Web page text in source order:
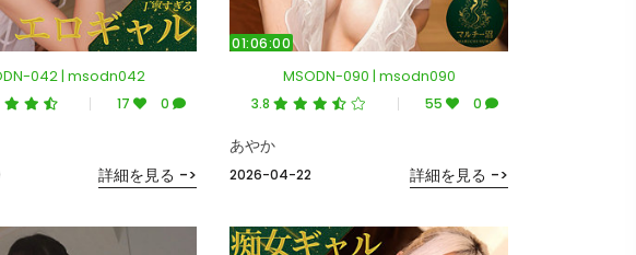
042 | msodn042
17 0
詳細を見る ->
01:06:00
MSODN-090 | msodn090
3.8 55 0
2026-04-22
あやか
詳細を見る ->